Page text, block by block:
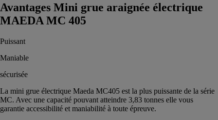
Avantages Mini grue araignée électrique
MAEDA MC 405
Puissant
Maniable
sécurisée
La mini grue électrique Maeda MC405 est la plus puissante de la série
MC. Avec une capacité pouvant atteindre 3,83 tonnes elle vous
garantie accessibilité et maniabilité à toute épreuve.